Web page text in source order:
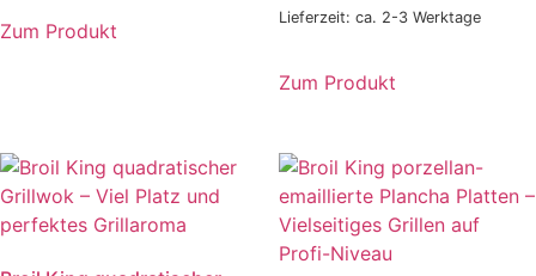
Zum Produkt
Lieferzeit: ca. 2-3 Werktage
Zum Produkt
weist
mehrere
Varianten
auf.